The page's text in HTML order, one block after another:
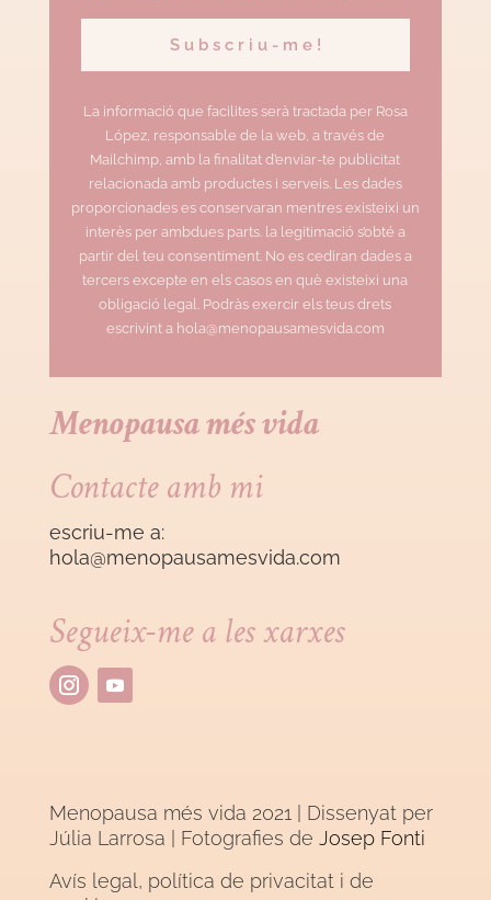
La informació que facilites serà tractada per Rosa
López, responsable de la web, a través de
Mailchimp, amb la finalitat d’enviar-te publicitat
relacionada amb productes i serveis. Les dades
proporcionades es conservaran mentres existeixi un
interès per ambdues parts. la legitimació s’obté a
partir del teu consentiment. No es cediran dades a
tercers excepte en els casos en què existeixi una
obligació legal. Podràs exercir els teus drets
escrivint a hola@menopausamesvida.com
Menopausa més vida
Contacte amb mi
escriu-me a:
hola@menopausamesvida.com
Segueix-me a les xarxes
Menopausa més vida 2021 | Dissenyat per
Júlia Larrosa | Fotografies de Josep Fonti
Avís legal, política de privacitat i de